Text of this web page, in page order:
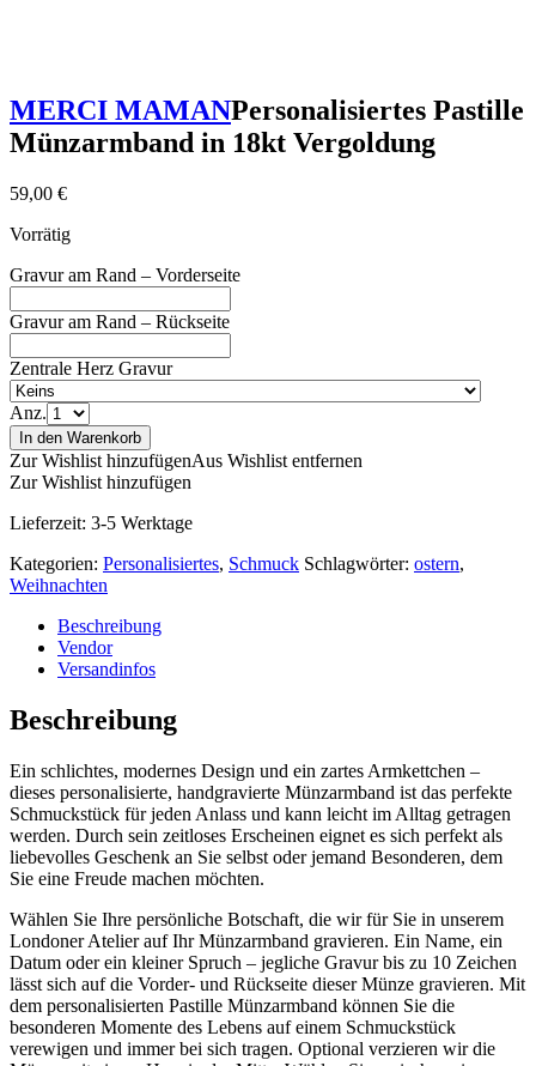
MERCI MAMANPersonalisiertes Pastille
Münzarmband in 18kt Vergoldung
59,00 €
Vorrätig
Gravur am Rand – Vorderseite
Gravur am Rand – Rückseite
Zentrale Herz Gravur
Anz.
In den Warenkorb
Zur Wishlist hinzufügenAus Wishlist entfernen
Zur Wishlist hinzufügen
Lieferzeit: 3-5 Werktage
Kategorien: Personalisiertes, Schmuck Schlagwörter: ostern,
Weihnachten
Beschreibung
Vendor
Versandinfos
Beschreibung
Ein schlichtes, modernes Design und ein zartes Armkettchen –
dieses personalisierte, handgravierte Münzarmband ist das perfekte
Schmuckstück für jeden Anlass und kann leicht im Alltag getragen
werden. Durch sein zeitloses Erscheinen eignet es sich perfekt als
liebevolles Geschenk an Sie selbst oder jemand Besonderen, dem
Sie eine Freude machen möchten.
Wählen Sie Ihre persönliche Botschaft, die wir für Sie in unserem
Londoner Atelier auf Ihr Münzarmband gravieren. Ein Name, ein
Datum oder ein kleiner Spruch – jegliche Gravur bis zu 10 Zeichen
lässt sich auf die Vorder- und Rückseite dieser Münze gravieren. Mit
dem personalisierten Pastille Münzarmband können Sie die
besonderen Momente des Lebens auf einem Schmuckstück
verewigen und immer bei sich tragen. Optional verzieren wir die